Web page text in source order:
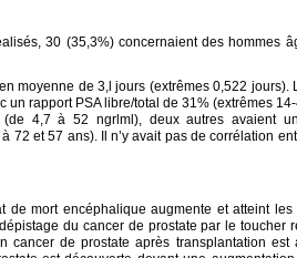
30 (35,3%) concernaient des hommes
moyenne de 3,l jours (extrêmes 0,522 jours).
un rapport PSA libre/total de 31% (extrêmes
4,7 à 52 ngrlml), deux autres avaient
72 et 57 ans). Il n’y avait pas de corrélation
de mort encéphalique augmente et atteint les
du cancer de prostate par le toucher
cancer de prostate après transplantation